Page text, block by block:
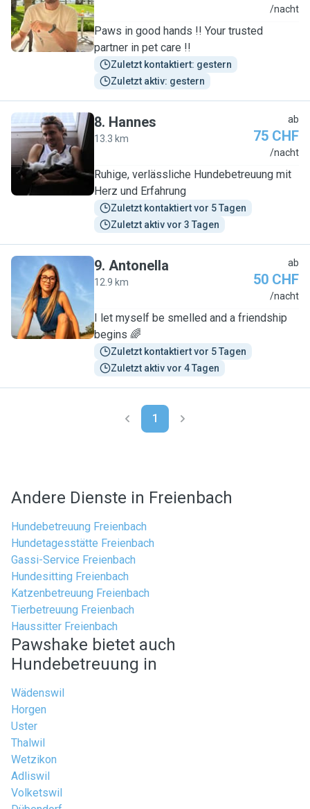
C /nacht
Paws in good hands !! Your trusted
partner in pet care !!
Zuletzt kontaktiert: gestern
Zuletzt aktiv: gestern
H
8. Hannes
13.3 km
ab
75 CHF
/nacht
Ruhige, verlässliche Hundebetreuung mit
Herz und Erfahrung
Zuletzt kontaktiert vor 5 Tagen
Zuletzt aktiv vor 3 Tagen
A
9. Antonella
12.9 km
ab
50 CHF
/nacht
I let myself be smelled and a friendship
begins 🌈
Zuletzt kontaktiert vor 5 Tagen
Zuletzt aktiv vor 4 Tagen
1
Andere Dienste in Freienbach
Hundebetreuung Freienbach
Hundetagesstätte Freienbach
Gassi-Service Freienbach
Hundesitting Freienbach
Katzenbetreuung Freienbach
Tierbetreuung Freienbach
Haussitter Freienbach
Pawshake bietet auch
Hundebetreuung in
Wädenswil
Horgen
Uster
Thalwil
Wetzikon
Adliswil
Volketswil